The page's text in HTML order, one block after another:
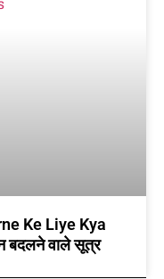
Ke Liye Kya
बदलने वाले सूत्र